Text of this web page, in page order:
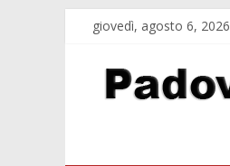
giovedì, agosto 6, 2026